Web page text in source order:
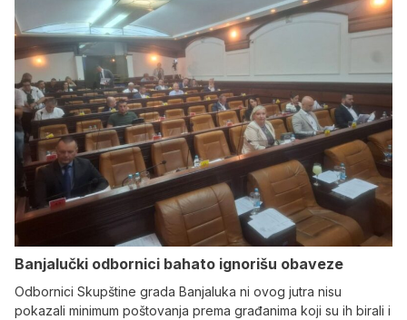
Banjalučki odbornici bahato ignorišu obaveze
Odbornici Skupštine grada Banjaluka ni ovog jutra nisu
pokazali minimum poštovanja prema građanima koji su ih birali i